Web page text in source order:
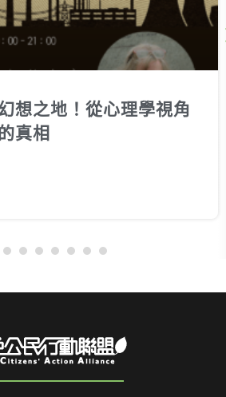
想之地！從心理學視角
真相